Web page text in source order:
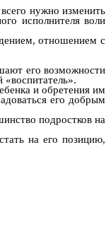
нужно изменить
исполнителя воли
отношением с
его возможности
«воспитатель».
и обретения им
его добрым
подростков на
на его позицию,